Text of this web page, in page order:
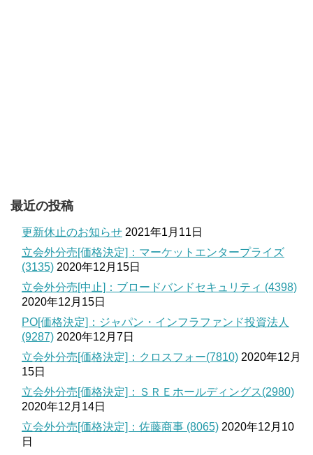
最近の投稿
更新休止のお知らせ 2021年1月11日
立会外分売[価格決定]：マーケットエンタープライズ
(3135) 2020年12月15日
立会外分売[中止]：ブロードバンドセキュリティ (4398)
2020年12月15日
PO[価格決定]：ジャパン・インフラファンド投資法人
(9287) 2020年12月7日
立会外分売[価格決定]：クロスフォー(7810) 2020年12月
15日
立会外分売[価格決定]：ＳＲＥホールディングス(2980)
2020年12月14日
立会外分売[価格決定]：佐藤商事 (8065) 2020年12月10
日